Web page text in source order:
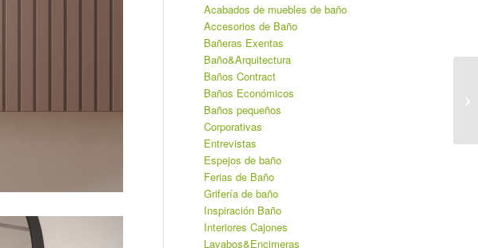
Acabados de muebles de baño
Accesorios de Baño
Bañeras Exentas
Baño&Arquitectura
Baños Contract
Baños Económicos
Baños pequeños
Corporativas
Entrevistas
Espejos de baño
Ferias de Baño
Grifería de baño
Inspiración Baño
Interiores Cajones
Lavabos&Encimeras